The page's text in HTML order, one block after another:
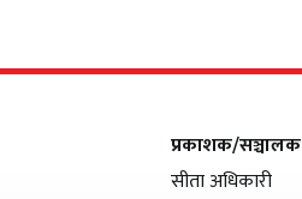
प्रकाशक/सञ्चालक
सीता अधिकारी